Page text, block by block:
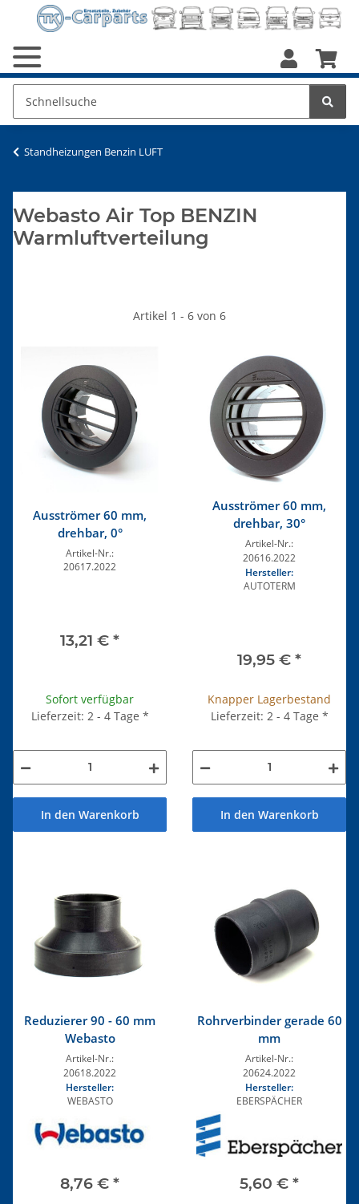
Standheizungen Benzin LUFT
Webasto Air Top BENZIN
Warmluftverteilung
Artikel 1 - 6 von 6
Ausströmer 60 mm,
drehbar, 0°
Artikel-Nr.:
20617.2022
13,21 € *
Sofort verfügbar
Lieferzeit: 2 - 4 Tage *
In den Warenkorb
Ausströmer 60 mm,
drehbar, 30°
Artikel-Nr.:
20616.2022
Hersteller:
AUTOTERM
19,95 € *
Knapper Lagerbestand
Lieferzeit: 2 - 4 Tage *
In den Warenkorb
Reduzierer 90 - 60 mm
Webasto
Artikel-Nr.:
20618.2022
Hersteller:
WEBASTO
8,76 € *
Rohrverbinder gerade 60
mm
Artikel-Nr.:
20624.2022
Hersteller:
EBERSPÄCHER
5,60 € *